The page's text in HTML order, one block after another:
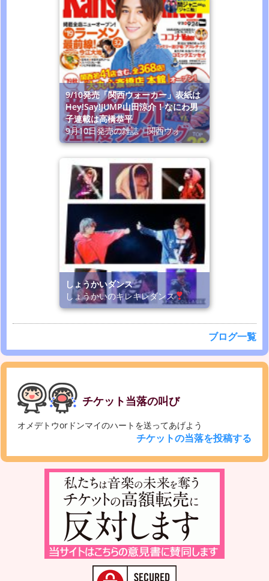
9/10発売「関西ウォーカー」表紙は
Hey!Say!JUMP山田涼介！なにわ男
子連載は高橋恭平
9月10日発売の雑誌「関西ウォ
しょうかいダンス
しょうかいのキレキレダンス
ブログ一覧
チケット当落の叫び
オメデトウorドンマイのハートを送ってあげよう
チケットの当落を投稿する